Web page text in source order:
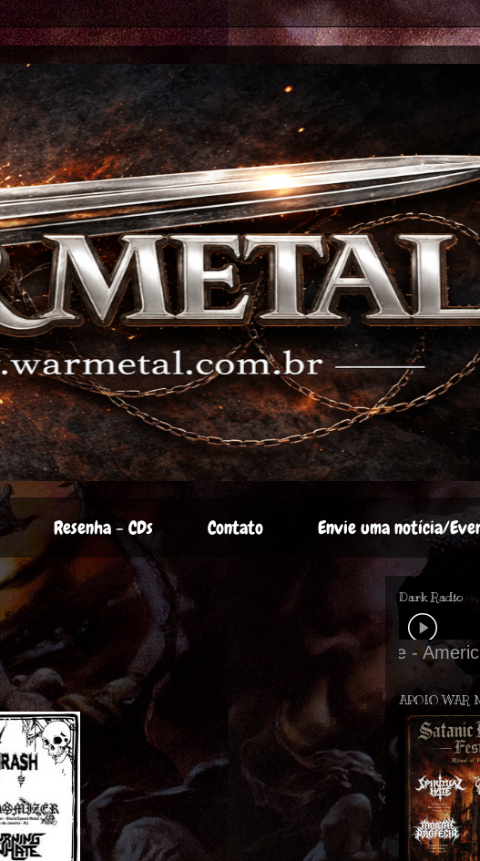
Resenha - CDs Contato Envie uma notícia/
Dark Radio
APOIO WAR